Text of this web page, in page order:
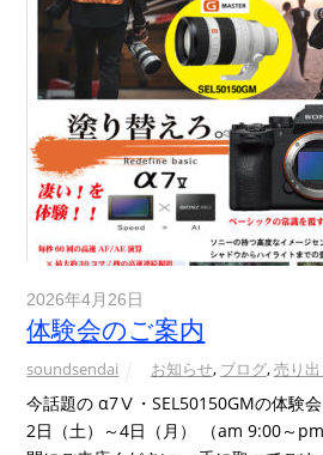
2026年4月26日
体験会のご案内
soundsendai お知らせ, ブログ,売り出
今話題の α7Ⅴ・SEL50150GMの体験
2日（土）～4日（月） （am 9:00～